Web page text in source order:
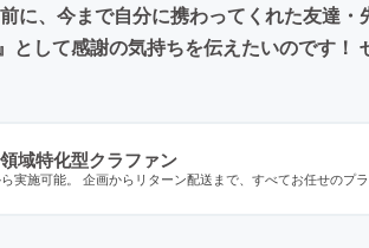
に、今まで自分に携わってくれた友達
して感謝の気持ちを伝えたいのです！
域特化型クラファン
実施可能。 企画からリターン配送まで、すべてお任せのプラ